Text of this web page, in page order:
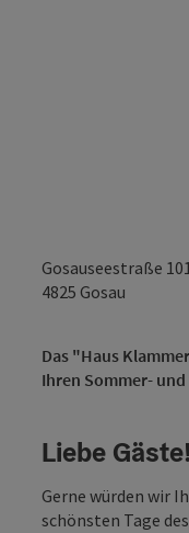
Gosauseestraße 101
4825 Gosau
Das "Haus
Ihren Sommer-
Liebe Gäste!
Gerne würden wir
schönsten Tage